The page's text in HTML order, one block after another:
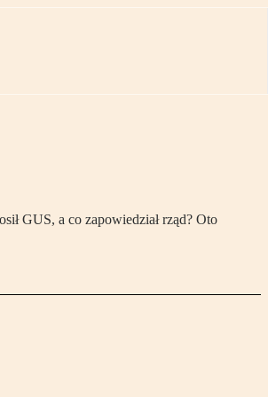
GUS, a co zapowiedział rząd? Oto